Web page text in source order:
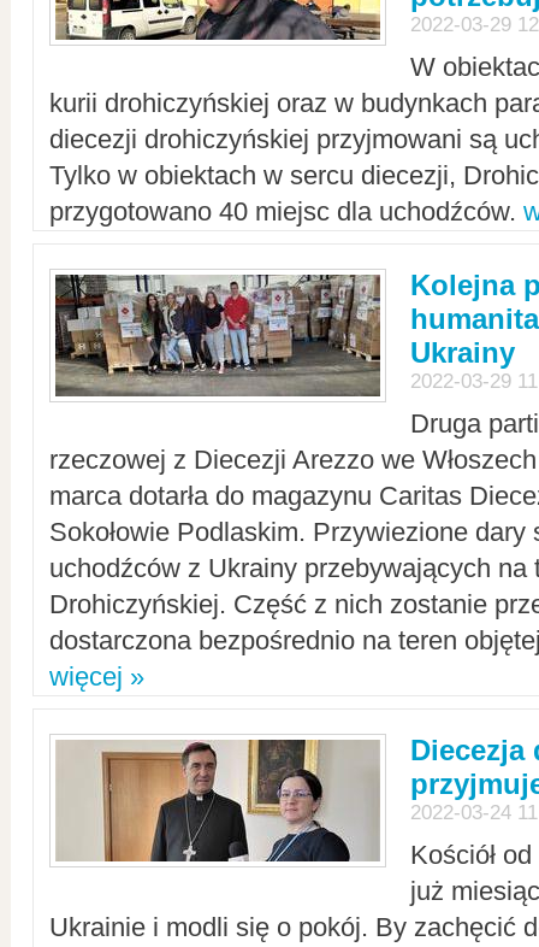
2022-03-29
W
kurii drohiczyńskiej oraz w budynkach
diecezji drohiczyńskiej przyjmowani są
Tylko w obiektach w sercu diecezji,
przygotowano 40 miejsc dla uchodźców.
Kolejna
Ukrainy
2022-03-29
Druga
rzeczowej z Diecezji Arezzo we
marca dotarła do magazynu Caritas
Sokołowie Podlaskim. Przywiezione dary
uchodźców z Ukrainy przebywających na
Drohiczyńskiej. Część z nich zostanie
dostarczona bezpośrednio na teren
więcej »
Diecezja
2022-03-24
Kościół
już
Ukrainie i modli się o pokój. By zachęcić